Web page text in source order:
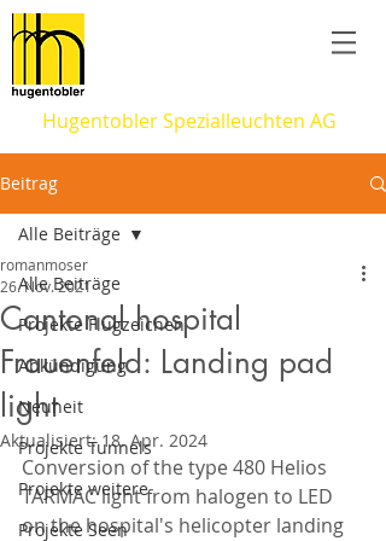
Hugentobler Spezialleuchten AG
Beitrag
Alle Beiträge
Projekte Flugzeichen
Abkündigung
Neuheit
Projekte Tunnels
Projekte weitere
Projekte Seen
Alle Beiträge
Cantonal hospital
Frauenfeld: Landing pad
light
romanmoser
26. Nov. 2021
Aktualisiert:18. Apr. 2024
Conversion of the type 480 Helios
TARMAC light from halogen to LED
on the hospital's helicopter landing